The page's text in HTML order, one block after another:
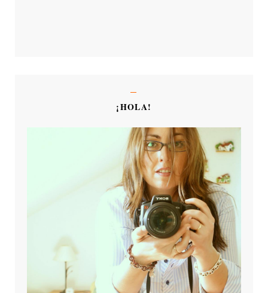
¡HOLA!